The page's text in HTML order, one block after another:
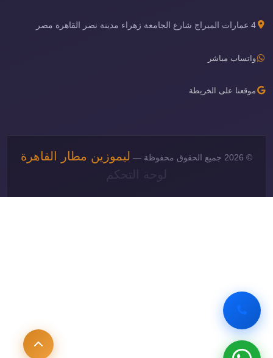
4 عمارات الميراج شارع الجامعة زهراء مدينة نصر القاهرة مصر
واتساب مباشر
موقعنا على الخريطة
© 2026 جميع الحقوق محفوظة —
ليموزين مطار القاهرة